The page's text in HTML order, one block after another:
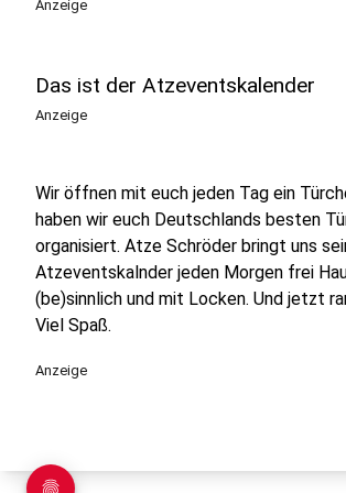
Anzeige
Das ist der Atzeventskalender
Anzeige
Wir öffnen mit euch jeden Tag ein
haben wir euch Deutschlands besten
organisiert. Atze Schröder bringt uns
Atzeventskalnder jeden Morgen frei
(be)sinnlich und mit Locken. Und jetzt
Viel Spaß.
Anzeige